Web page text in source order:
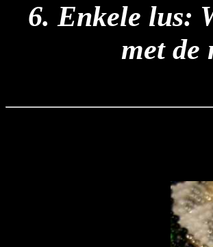
6. Enkele lus:
met de